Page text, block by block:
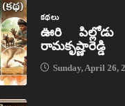
కథలు
ఊరి
రామకృష్ణారెడ్డి
Sunday, April 26,